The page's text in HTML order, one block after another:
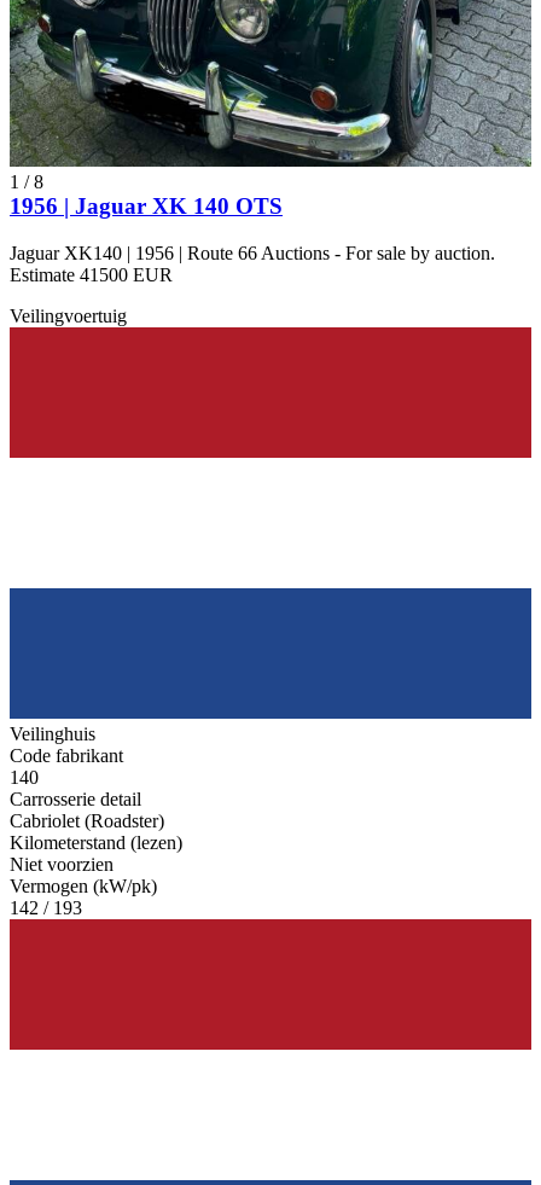
1 /8
1956 | Jaguar XK 140 OTS
Jaguar XK140 | 1956 | Route 66 Auctions - For sale by auction.
Estimate 41500 EUR
Veilingvoertuig
Veilinghuis
Code fabrikant
140
Carrosserie detail
Cabriolet (Roadster)
Kilometerstand (lezen)
Niet voorzien
Vermogen (kW/pk)
142 / 193